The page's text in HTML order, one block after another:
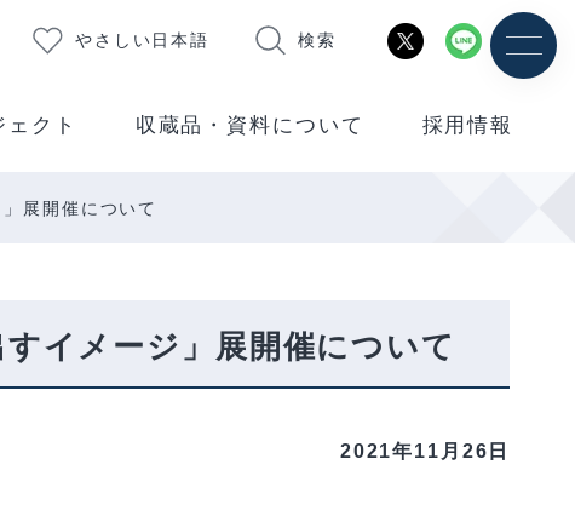
やさしい日本語 検索
クト 収蔵品・資料について 採用情報
展開催について
イメージ」展開催について
2021年11月26日